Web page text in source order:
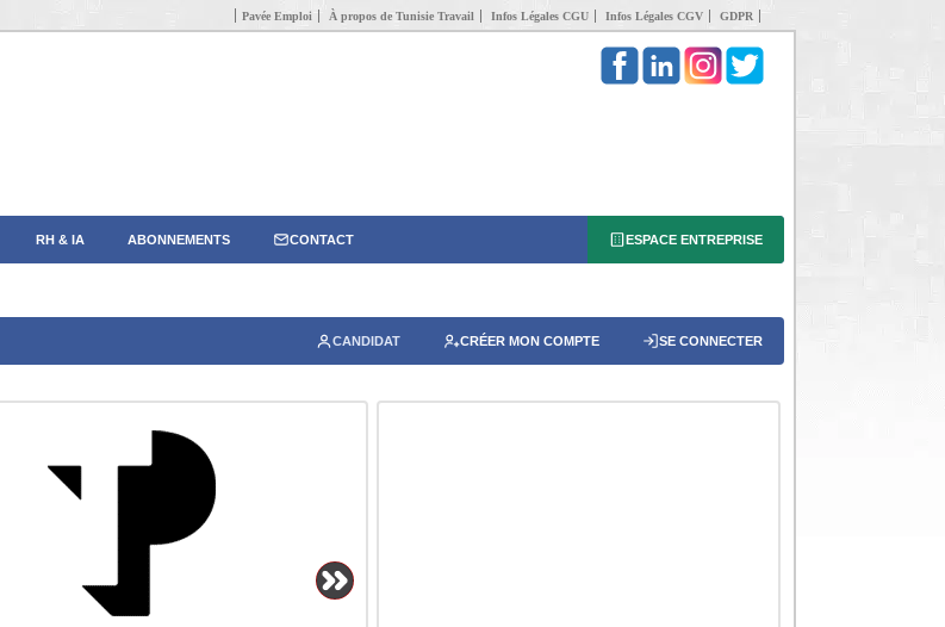
Pavée Emploi À propos de Tunisie Travail Infos Légales CGU Infos Légales CGV GDPR
RH & IA ABONNEMENTS CONTACT ESPACE ENTREPRISE
CANDIDAT CRÉER MON COMPTE SE CONNECTER